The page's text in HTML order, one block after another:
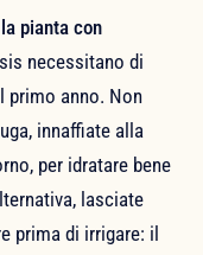
pianta con
necessitano di
primo anno. Non
innaffiate alla
per idratare bene
lasciate
prima di irrigare: il